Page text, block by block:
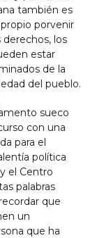
también es
porvenir
los
estar
de la
del pueblo.
sueco
con una
para el
política
el Centro
palabras
que
un
que ha